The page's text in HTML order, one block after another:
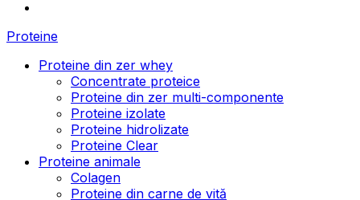
Proteine
Proteine din zer whey
Concentrate proteice
Proteine din zer multi-componente
Proteine izolate
Proteine hidrolizate
Proteine Clear
Proteine animale
Colagen
Proteine din carne de vită